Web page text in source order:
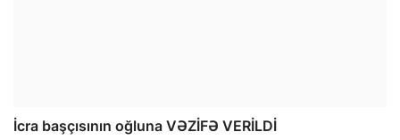
İcra başçısının oğluna VƏZİFƏ VERİLDİ